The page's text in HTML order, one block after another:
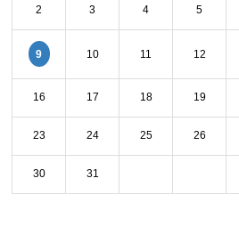
2 3 4 5
9 10 11 12
16 17 18 19
23 24 25 26
30 31